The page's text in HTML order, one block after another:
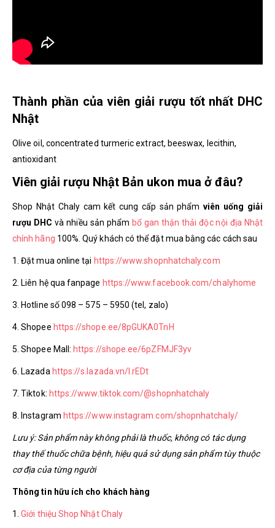
Thành phần của viên giải rượu tốt nhất DHC
Nhật
Olive oil, concentrated turmeric extract, beeswax, lecithin,
antioxidant
Viên giải rượu Nhật Bản ukon mua ở đâu?
Shop Nhật Chaly cam kết cung cấp sản phẩm viên uống giải
rượu DHCvà nhiều sản phẩm bổ gan thận thải độc nội địa Nhật
chính hãng 100%. Quý khách có thể đặt mua bằng các cách sau
1. Đặt mua online tại https://www.shopnhatchaly.com
2. Liên hệ qua fanpage https://www.facebook.com/chalyhome
3. Hotline số 098 – 575 – 5950 (tel, zalo)
4. Shopee https://shope.ee/8pGUKA0TnH
5. Shopee Mall: https://shope.ee/6pZFMJF3yv
6. Lazada https://s.lazada.vn/l.rEDt
7. Tiktok: https://www.tiktok.com/@shopnhatchaly
8. Instagram https://www.instagram.com/shopnhatchaly/
Lưu ý: Sản phẩm này không phải là thuốc, không có tác dụng
thay thế thuốc chữa bệnh, hiệu quả sử dụng sản phẩm tùy thuộc
cơ địa của từng người
Thông tin hữu ích cho khách hàng
1.Giới thiệu Shop Nhật Chaly